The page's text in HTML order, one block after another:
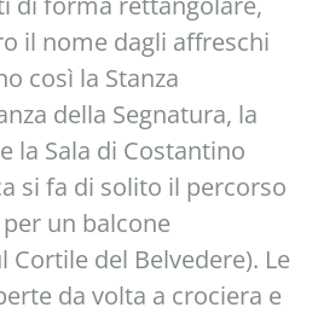
il nome dagli affreschi
così la Stanza
della Segnatura, la
la Sala di Costantino
si fa di solito il percorso
un balcone
Cortile del Belvedere). Le
da volta a crociera e